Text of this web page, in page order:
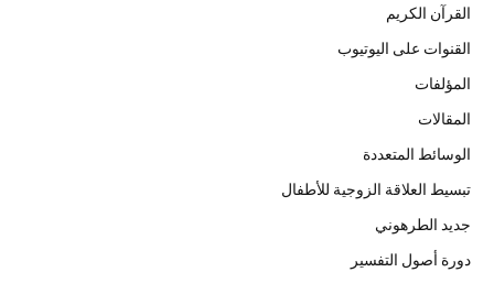
القرآن الكريم
القنوات على اليوتيوب
المؤلفات
المقالات
الوسائط المتعددة
تبسيط العلاقة الزوجية للأطفال
جديد الطرهوني
دورة أصول التفسير